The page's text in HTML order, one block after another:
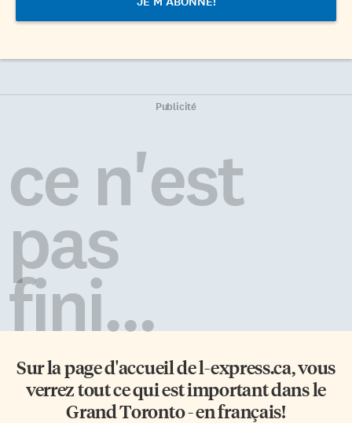
Publicité
ce n'est
pas
fini...
Sur la page d'accueil del-express.ca, vous
verrez tout ce qui est important dans le
Grand Toronto - en français!